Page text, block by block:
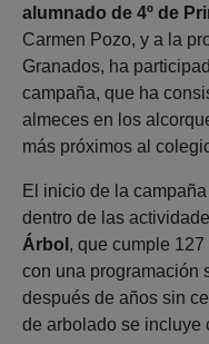
alumnado de 4º de
Carmen Pozo, y a la
Granados, ha
campaña, que ha
almeces en los
más próximos al
El inicio de la
dentro de las
Árbol , que cumple
con una programación
después de años sin
de arbolado se incluye